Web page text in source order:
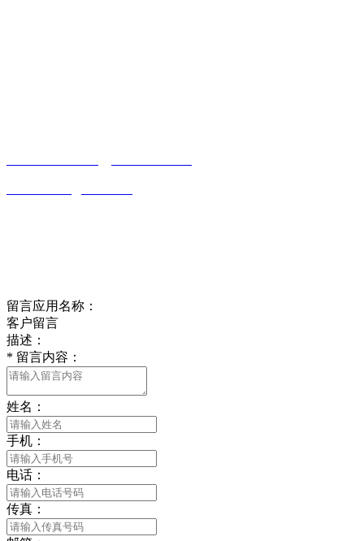
留言应用名称：
客户留言
描述：
* 留言内容：
姓名：
手机：
电话：
传真：